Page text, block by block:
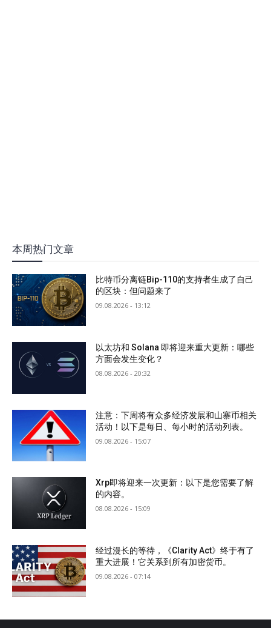
本周热门文章
比特币分离链Bip-110的支持者生成了自己
的区块：但问题来了
09.08.2026 - 13:12
以太坊和 Solana 即将迎来重大更新：哪些
方面会发生变化？
08.08.2026 - 20:32
注意：下周将有众多经济发展和山寨币相关
活动！以下是每日、每小时的活动列表。
09.08.2026 - 15:07
Xrp即将迎来一次更新：以下是您需要了解
的内容。
08.08.2026 - 15:09
经过漫长的等待，《Clarity Act》终于有了
重大进展！它关系到所有加密货币。
09.08.2026 - 07:14